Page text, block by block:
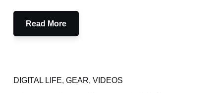
Read More
DIGITAL LIFE, GEAR, VIDEOS